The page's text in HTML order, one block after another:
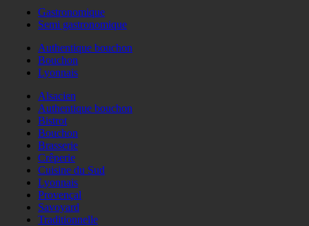
Gastronomique
Semi gastronomique
Authentique bouchon
Bouchon
Lyonnais
Alsacien
Authentique bouchon
Bistrot
Bouchon
Brasserie
Crêperie
Cuisine du Sud
Lyonnais
Provençal
Savoyard
Traditionnelle